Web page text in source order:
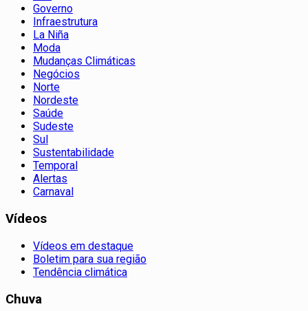
Governo
Infraestrutura
La Niña
Moda
Mudanças Climáticas
Negócios
Norte
Nordeste
Saúde
Sudeste
Sul
Sustentabilidade
Temporal
Alertas
Carnaval
Vídeos
Vídeos em destaque
Boletim para sua região
Tendência climática
Chuva